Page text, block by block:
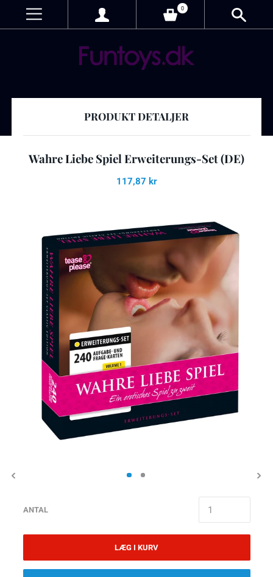
0
PRODUKT DETALJER
Wahre Liebe Spiel Erweiterungs-Set (DE)
117,87 kr
ANTAL
LÆG I KURV